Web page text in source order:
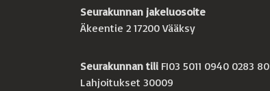
Seurakunnan jakeluosoite
Äkeentie 2 17200 Vääksy
Seurakunnan tili FI03 5011 0940 0283 80
Lahjoitukset 30009